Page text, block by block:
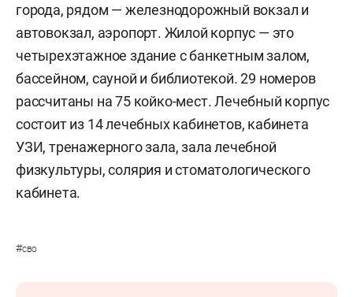
города, рядом — железнодорожный вокзал и
автовокзал, аэропорт. Жилой корпус — это
четырехэтажное здание с банкетным залом,
бассейном, сауной и библиотекой. 29 номеров
рассчитаны на 75 койко-мест. Лечебный корпус
состоит из 14 лечебных кабинетов, кабинета
УЗИ, тренажерного зала, зала лечебной
физкультуры, солярия и стоматологического
кабинета.
#сво